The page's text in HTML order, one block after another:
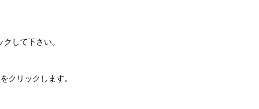
して下さい。
クリックします。